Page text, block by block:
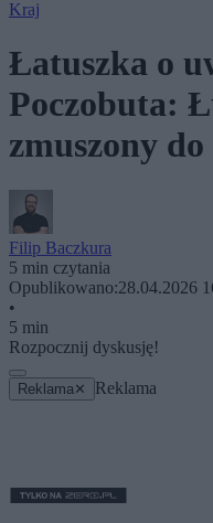
Kraj
Łatuszka o
Poczobuta:
zmuszony
Filip Baczkura
5 min czytania
Opublikowano:28.04.2026
•
5 min
Rozpocznij dyskusję!
Reklama ✕ Reklama